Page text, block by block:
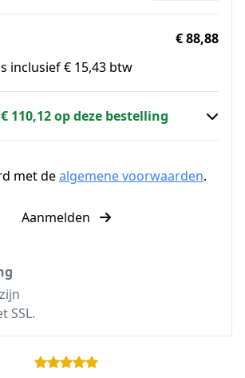
€ 88,88
inclusief € 15,43 btw
110,12 op deze bestelling
met dealgemene voorwaarden.
Aanmelden
SSL.